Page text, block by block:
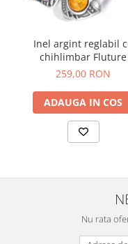
Inel argint reglabil
chihlimbar Fluture
259,00 RON
ADAUGA IN COS
Nu rata